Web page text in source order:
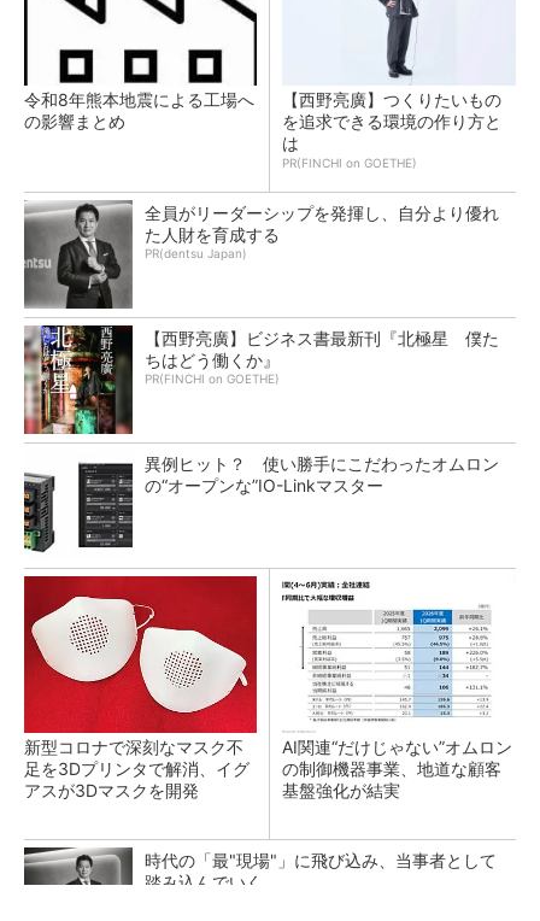
令和8年熊本地震による工場へ
の影響まとめ
【西野亮廣】つくりたいもの
を追求できる環境の作り方と
は
PR(FINCHI on GOETHE)
全員がリーダーシップを発揮し、自分より優れ
た人財を育成する
PR(dentsu Japan)
【西野亮廣】ビジネス書最新刊『北極星 僕た
ちはどう働くか』
PR(FINCHI on GOETHE)
異例ヒット？ 使い勝手にこだわったオムロン
の“オープンな”IO-Linkマスター
新型コロナで深刻なマスク不
足を3Dプリンタで解消、イグ
アスが3Dマスクを開発
AI関連“だけじゃない”オムロン
の制御機器事業、地道な顧客
基盤強化が結実
時代の「最"現場"」に飛び込み、当事者として
踏み込んでいく